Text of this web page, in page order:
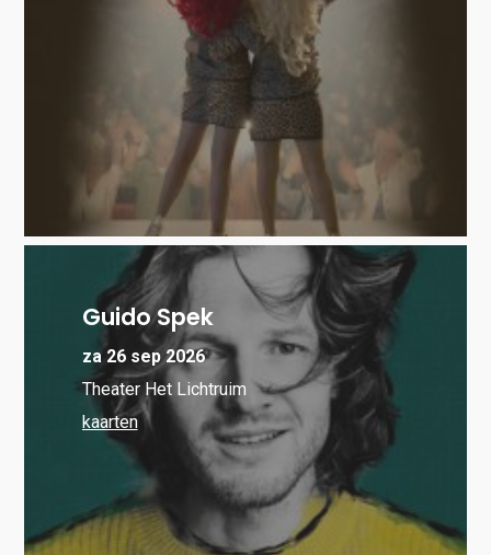
Guido Spek
za 26 sep 2026
Theater Het Lichtruim
kaarten